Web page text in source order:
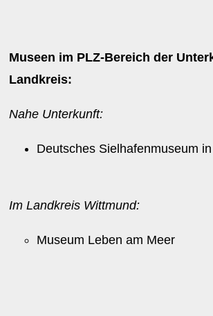
Museen im PLZ-Bereich der
Landkreis:
Nahe Unterkunft:
Deutsches Sielhafenmuseum
Im Landkreis Wittmund:
Museum Leben am Meer